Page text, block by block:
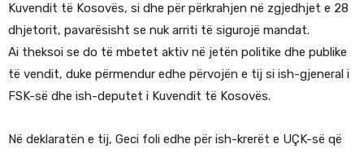
Kuvendit të Kosovës, si dhe për përkrahjen në zgjedhjet e 28
dhjetorit, pavarësisht se nuk arriti të sigurojë mandat.
Ai theksoi se do të mbetet aktiv në jetën politike dhe publike
të vendit, duke përmendur edhe përvojën e tij si ish-gjeneral i
FSK-së dhe ish-deputet i Kuvendit të Kosovës.
Në deklaratën e tij, Geci foli edhe për ish-krerët e UÇK-së që